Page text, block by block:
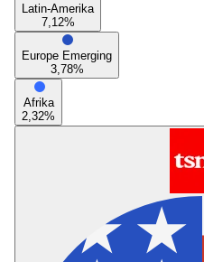
Latin-Amerika
7,12%
Europe Emerging
3,78%
Afrika
2,32%